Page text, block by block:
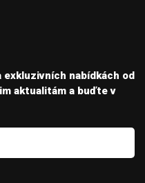
nabídkách od
aktualitám a buďte v